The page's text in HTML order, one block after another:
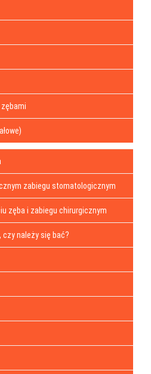
zabiegu stomatologicznym
zęba i zabiegu chirurgicznym
czy należy się bać?